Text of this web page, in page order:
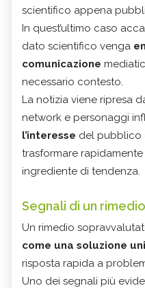
scientifico appena
In quest’ultimo caso
dato scientifico venga
comunicazione
necessario contesto.
La notizia viene ripresa
network e personaggi
l’interesse del pubblico
trasformare
ingrediente di tendenza.
Segnali di un
Un rimedio
come una soluzione
risposta rapida a
Uno dei segnali più